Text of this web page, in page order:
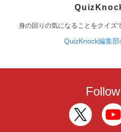
身の回りの気になることをクイズ
QuizKnock編集